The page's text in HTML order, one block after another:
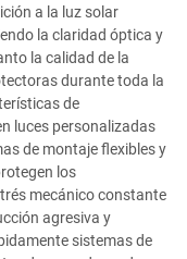
a la luz solar
la claridad óptica y
la calidad de la
durante toda la
de
luces personalizadas
de montaje flexibles y
los
mecánico constante
agresiva y
sistemas de